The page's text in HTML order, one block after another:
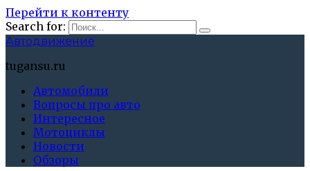
Перейти к контенту
Search for:
Автодвижение
tugansu.ru
Автомобили
Вопросы про авто
Интересное
Мотоциклы
Новости
Обзоры